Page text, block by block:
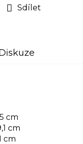
Sdílet
cm
cm
cm